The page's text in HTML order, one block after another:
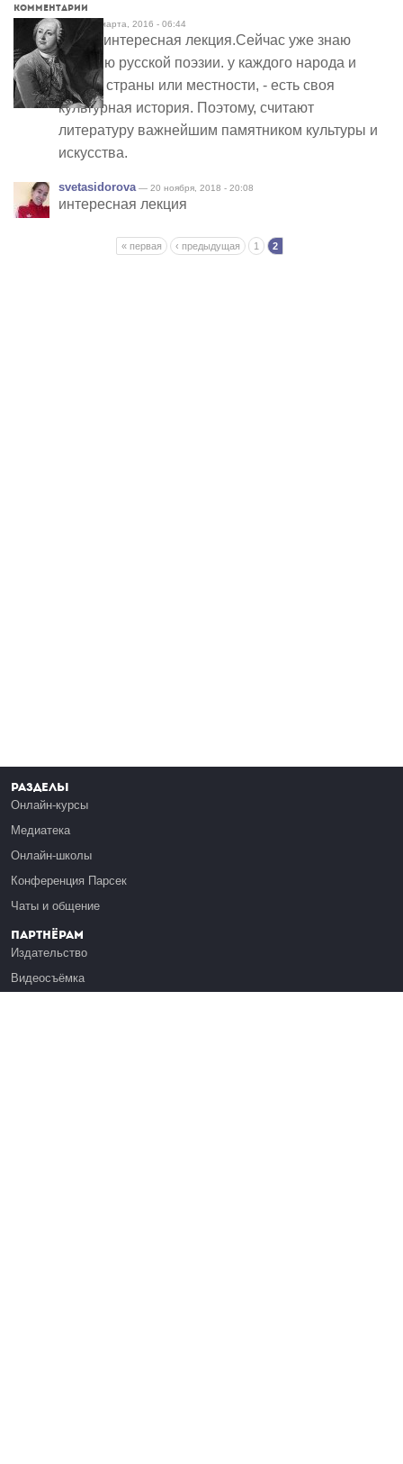
Комментарии
Fs — 18 марта, 2016 - 06:44
Очень интересная лекция.Сейчас уже знаю
историю русской поэзии. у каждого народа и
нации, страны или местности, - есть своя
культурная история. Поэтому, считают
литературу важнейшим памятником культуры и
искусства.
svetasidorova — 20 ноября, 2018 - 20:08
интересная лекция
« первая ‹ предыдущая 1 2
Разделы
Онлайн-курсы
Медиатека
Онлайн-школы
Конференция Парсек
Чаты и общение
Партнёрам
Издательство
Видеосъёмка